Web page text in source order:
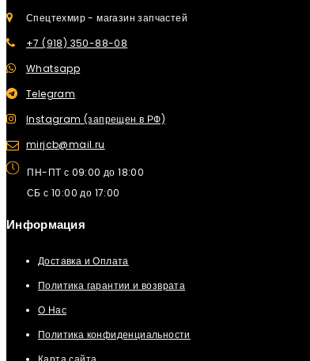
Спецтехмир - магазин запчастей
+7 (918) 350-88-08
Whatsapp
Telegram
Instagram (запрещен в РФ)
mirjcb@mail.ru
ПН-ПТ с 09:00 до 18:00
СБ с 10:00 до 17:00
Информация
Доставка и Оплата
Политика гарантии и возврата
О Нас
Политика конфиденциальности